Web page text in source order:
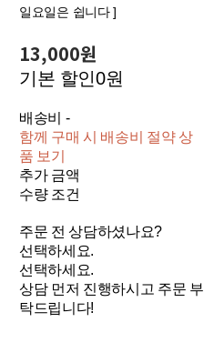
일요일은 쉽니다 ]
13,000원
기본 할인0원
배송비 -
함께 구매 시 배송비 절약 상
품 보기
추가 금액
수량 조건
주문 전 상담하셨나요?
선택하세요.
선택하세요.
상담 먼저 진행하시고 주문 부
탁드립니다!